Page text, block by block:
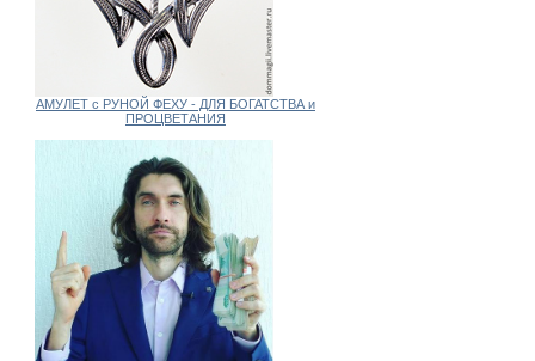
АМУЛЕТ с РУНОЙ ФЕХУ - ДЛЯ БОГАТСТВА и
ПРОЦВЕТАНИЯ